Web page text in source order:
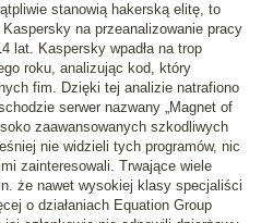
stanowią hakerską elitę, to
Kaspersky na przeanalizowanie pracy
lat. Kaspersky wpadła na trop
roku, analizując kod, który
fim. Dzięki tej analizie natrafiono
serwer nazwany „Magnet of
zaawansowanych szkodliwych
nie widzieli tych programów, nic
zainteresowali. Trwające wiele
że nawet wysokiej klasy specjaliści
o działaniach Equation Group